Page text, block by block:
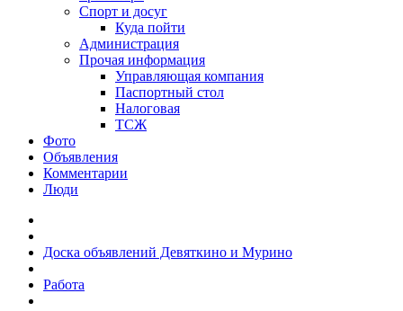
Спорт и досуг
Куда пойти
Администрация
Прочая информация
Управляющая компания
Паспортный стол
Налоговая
ТСЖ
Фото
Объявления
Комментарии
Люди
Доска объявлений Девяткино и Мурино
Работа